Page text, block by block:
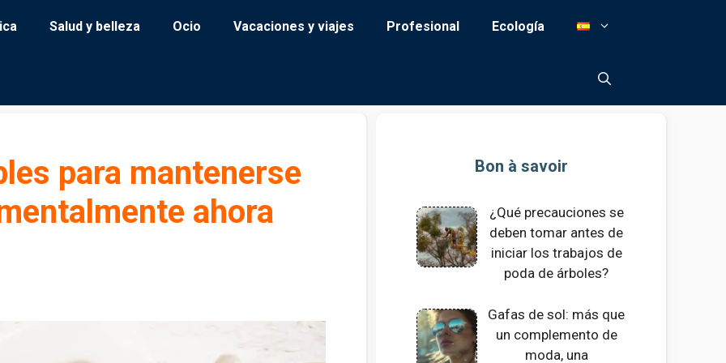
Salud y belleza Ocio Vacaciones y viajes Profesional Ecología
para mantenerse
ahora
Bon à savoir
¿Qué precauciones se
deben tomar antes de
iniciar los trabajos de
poda de árboles?
Gafas de sol: más que
un complemento de
moda, una